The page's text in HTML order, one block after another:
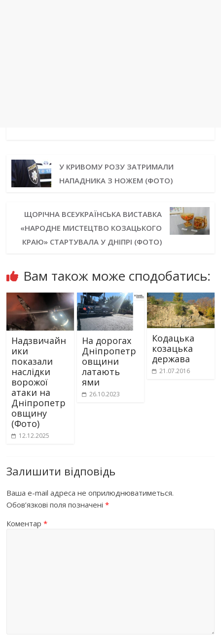
У КРИВОМУ РОЗУ ЗАТРИМАЛИ
НАПАДНИКА З НОЖЕМ (ФОТО)
ЩОРІЧНА ВСЕУКРАЇНСЬКА ВИСТАВКА
«НАРОДНЕ МИСТЕЦТВО КОЗАЦЬКОГО
КРАЮ» СТАРТУВАЛА У ДНІПРІ (ФОТО)
Вам також може сподобатись:
Надзвичайн
ики
показали
наслідки
ворожої
атаки на
Дніпропетр
овщину
(Фото)
12.12.2025
На дорогах
Дніпропетр
овщини
латають
ями
26.10.2023
Кодацька
козацька
держава
21.07.2016
Залишити відповідь
Ваша e-mail адреса не оприлюднюватиметься.
Обов’язкові поля позначені*
Коментар*